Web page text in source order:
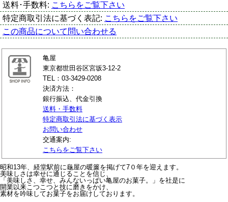
送料･手数料: こちらをご覧下さい
特定商取引法に基づく表記: こちらをご覧下さい
この商品について問い合わせる
亀屋
東京都世田谷区宮坂3-12-2
TEL：03-3429-0208
決済方法：
銀行振込、代金引換
送料・手数料
特定商取引法に基づく表示
お問い合わせ
交通案内:
こちらをご覧下さい
昭和13年、経堂駅前に龜屋の暖簾を掲げて7０年を迎えます。
美味しさは幸せに通じることを信じ、
「美味しさ、幸せ、みんないっぱい亀屋のお菓子。」を社是に
開業以来こつこつと技に磨きをかけ、
素材を吟味してお菓子をお届けしております。